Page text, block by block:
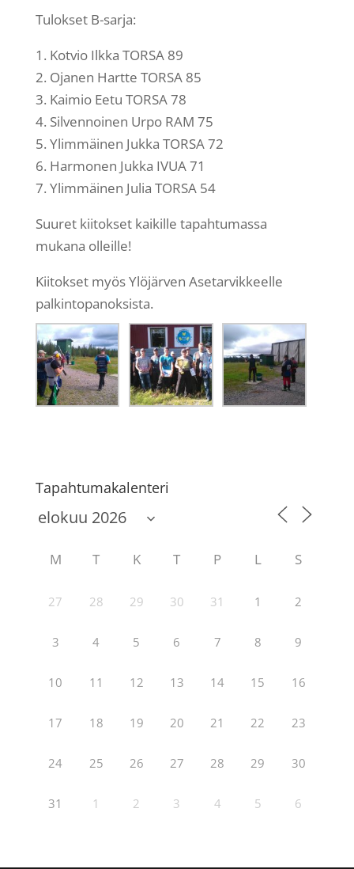
Tulokset B-sarja:
1. Kotvio Ilkka TORSA 89
2. Ojanen Hartte TORSA 85
3. Kaimio Eetu TORSA 78
4. Silvennoinen Urpo RAM 75
5. Ylimmäinen Jukka TORSA 72
6. Harmonen Jukka IVUA 71
7. Ylimmäinen Julia TORSA 54
Suuret kiitokset kaikille tapahtumassa
mukana olleille!
Kiitokset myös Ylöjärven Asetarvikkeelle
palkintopanoksista.
Tapahtumakalenteri
M T K T P L S
27 28 29 30 31 1 2
3 4 5 6 7 8 9
10 11 12 13 14 15 16
17 18 19 20 21 22 23
24 25 26 27 28 29 30
31 1 2 3 4 5 6